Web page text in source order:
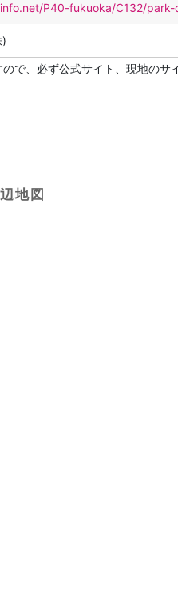
P40-fukuoka/C132/
で、必ず公式サイト、現地のサ
地図